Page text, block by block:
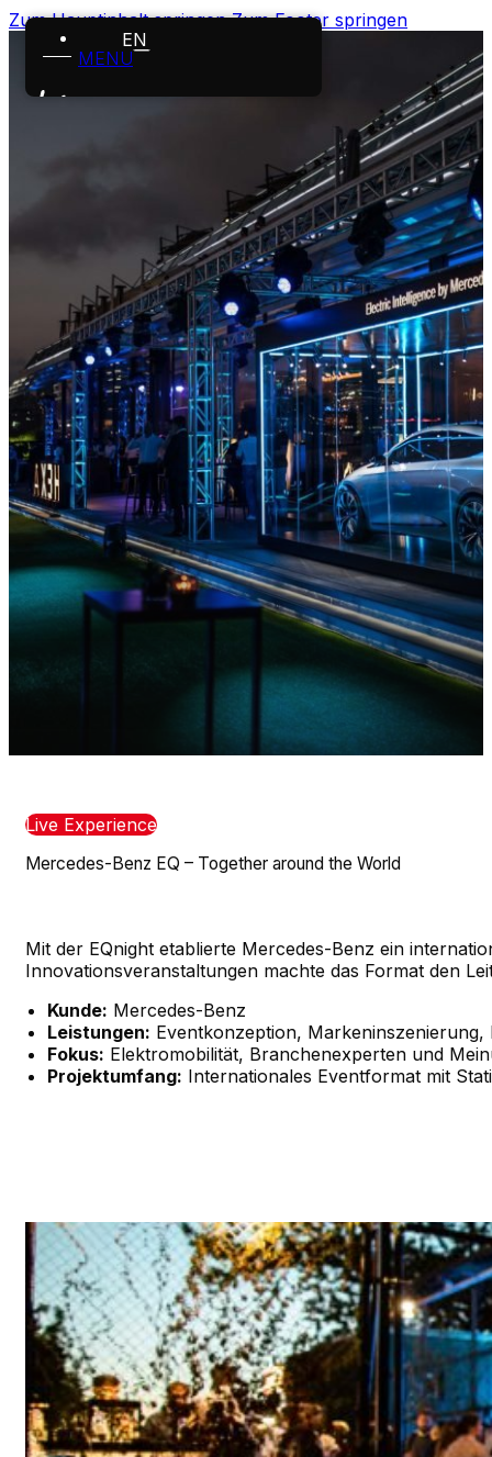
Zum Hauptinhalt springen Zum Footer springen
MENÜ
EN
Startseite
Karriere
News
Kontakt
Live Experience
Mercedes-Benz EQ – Together around the World
Mit der EQnight etablierte Mercedes-Benz ein
Innovationsveranstaltungen machte das Format den
Kunde: Mercedes-Benz
Leistungen: Eventkonzeption,
Fokus: Elektromobilität, Branchenexperten und
Projektumfang: Internationales Eventformat mit